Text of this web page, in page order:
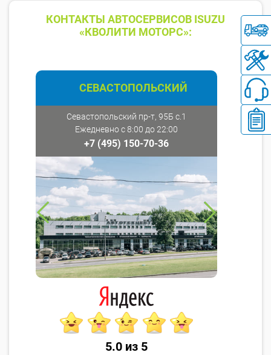
КОНТАКТЫ АВТОСЕРВИСОВ ISUZU
«КВОЛИТИ МОТОРС»:
СЕВАСТОПОЛЬСКИЙ
Севастопольский пр-т, 95Б с.1
Ежедневно с 8:00 до 22:00
+7 (495) 150-70-36
5.0 из 5